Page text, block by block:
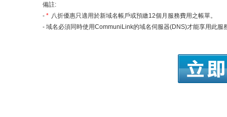
備註:
- * 八折優惠只適用於新域名帳戶或預繳12個月服務費用之帳單。
- 域名必須同時使用CommuniLink的域名伺服器(DNS)才能享用此服